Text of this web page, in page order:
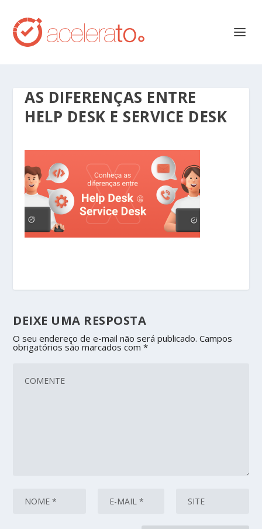
AS DIFERENÇAS ENTRE
HELP DESK E SERVICE DESK
DEIXE UMA RESPOSTA
O seu endereço de e-mail não será publicado. Campos
obrigatórios são marcados com*